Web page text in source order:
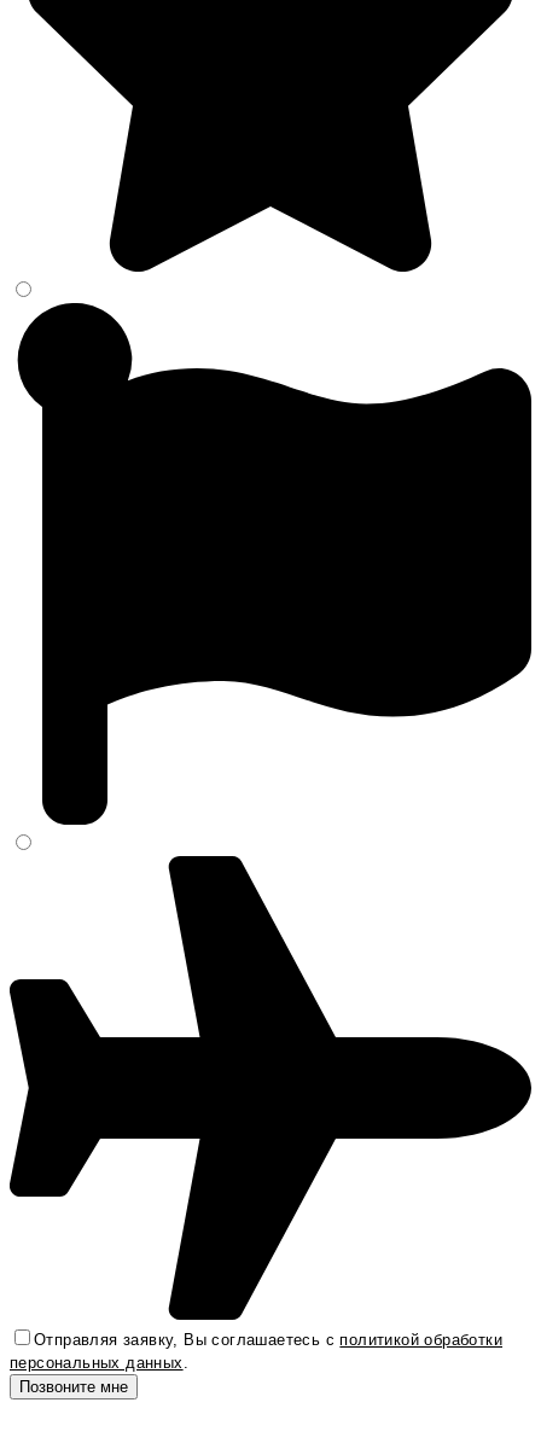
Отправляя заявку, Вы соглашаетесь сполитикой обработки
персональных данных